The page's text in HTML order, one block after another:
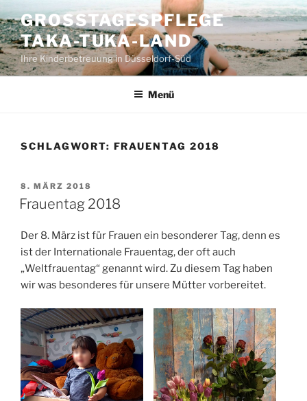
Inhalt
springen
GROSSTAGESPFLEGE T
AKA-TUKA-LAND
Ihre Kinderbetreuung in Düsseldorf-Süd
Menü
SCHLAGWORT: FRAUENTAG 2018
VERÖFFENTLICHT
AM
8. MÄRZ 2018
Frauentag 2018
Der 8. März ist für Frauen ein besonderer Tag, denn es
ist der Internationale Frauentag, der oft auch
„Weltfrauentag“ genannt wird. Zu diesem Tag haben
wir was besonderes für unsere Mütter vorbereitet.